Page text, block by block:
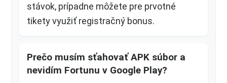
stávok, prípadne môžete pre prvotné
tikety využiť registračný bonus.
Prečo musím sťahovať APK súbor a
nevidím Fortunu v Google Play?